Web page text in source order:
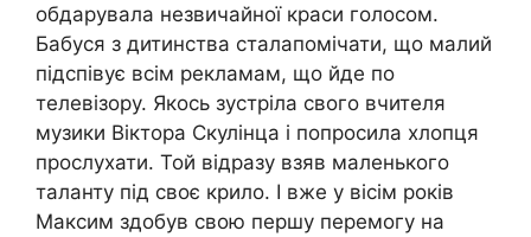
обдарувала незвичайної краси голосом.
Бабуся з дитинства сталапомічати, що малий
підспівує всім рекламам, що йде по
телевізору. Якось зустріла свого вчителя
музики Віктора Скулінца і попросила хлопця
прослухати. Той відразу взяв маленького
таланту під своє крило. І вже у вісім років
Максим здобув свою першу перемогу на